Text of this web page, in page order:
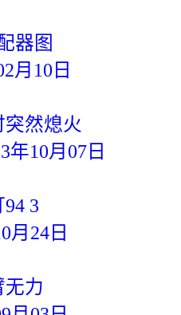
器图
月10日
突然熄火
年10月07日
3
月24日
无力